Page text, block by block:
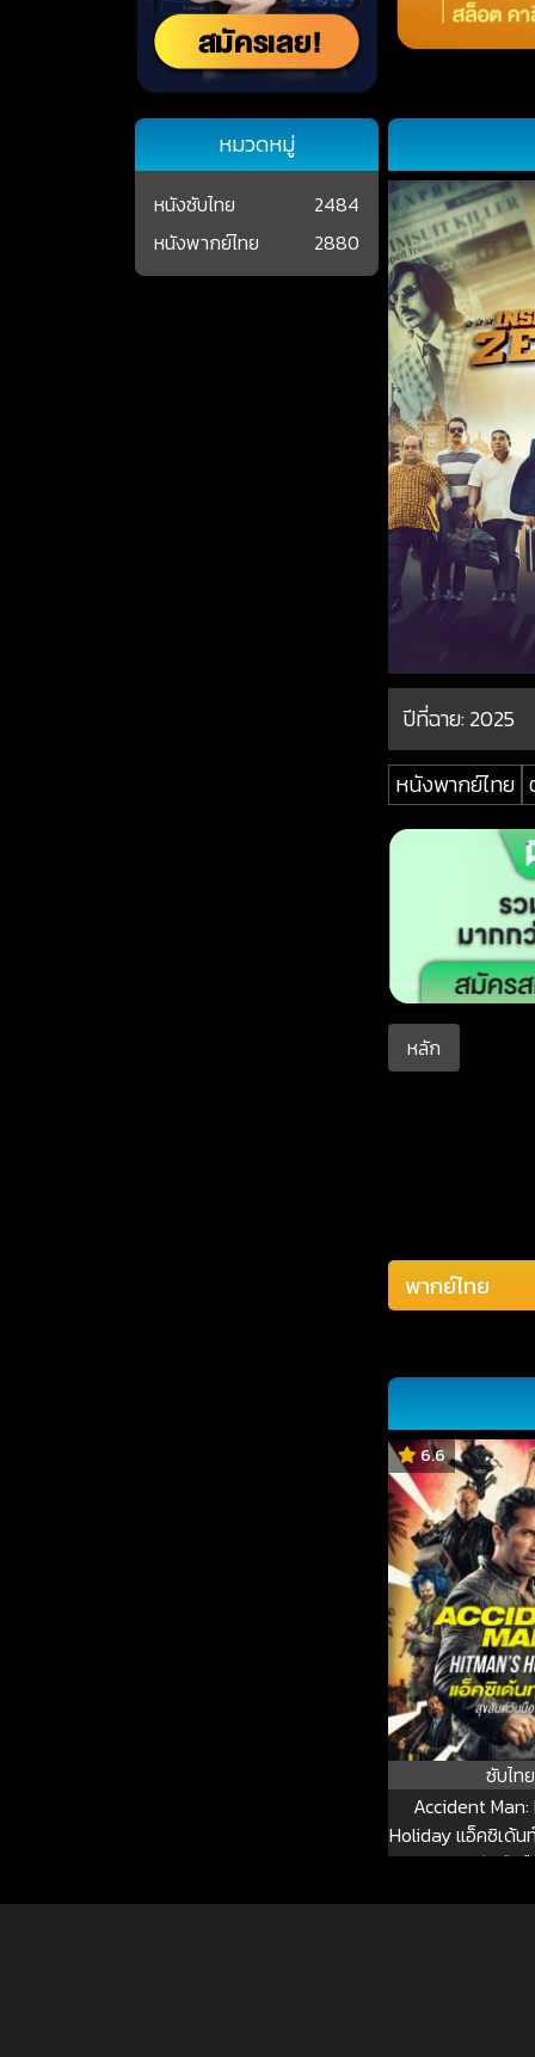
ปีที่ฉาย:2025
หนังพากย์ไทย
หลัก
หมวดหมู่
หนังซับไทย
2484
หนังพากย์ไทย
2880
6.6
ซับไทย
Accident Man:
Holiday แอ็คซิเด้
วันมือ